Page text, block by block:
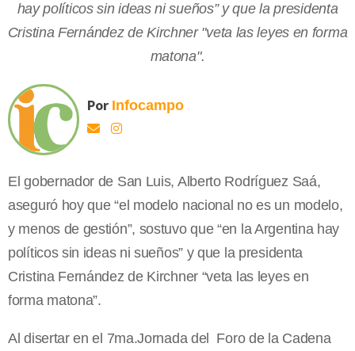
hay políticos sin ideas ni sueños” y que la presidenta
Cristina Fernández de Kirchner "veta las leyes en forma
matona".
Por Infocampo
El gobernador de San Luis, Alberto Rodríguez Saá,
aseguró hoy que “el modelo nacional no es un modelo,
y menos de gestión”, sostuvo que “en la Argentina hay
políticos sin ideas ni sueños” y que la presidenta
Cristina Fernández de Kirchner “veta las leyes en
forma matona”.
Al disertar en el 7ma.Jornada del Foro de la Cadena